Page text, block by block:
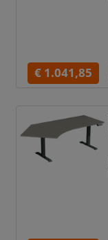
€ 1.041,85